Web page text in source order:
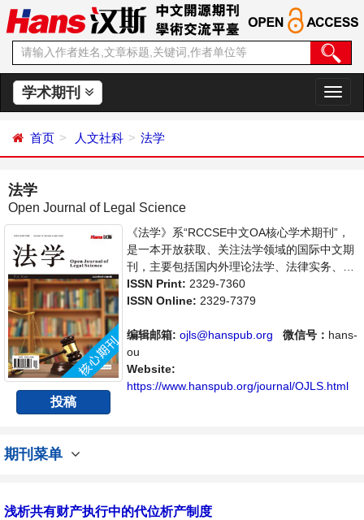
学术期刊
切
换
首页 人文社科 法学
法学
Open Journal of Legal Science
投稿
《法学》系“RCCSE中文OA核心学术期刊”，
是一本开放获取、关注法学领域的国际中文期
刊，主要包括国内外理论法学、法律实务、立
法研究等领域最新成果介绍，学者讨论，某一
领域的研究进展和专业评论等多方面的内容，
提供一个传播、分享和讨论法学领域内不同方
向问题与发展的交流平台。
ISSN Print: 2329-7360
ISSN Online: 2329-7379
编辑邮箱: ojls@hanspub.org 微信号： hans-
ou
Website:
https://www.hanspub.org/journal/OJLS.html
期刊菜单
浅析共有财产执行中的代位析产制度